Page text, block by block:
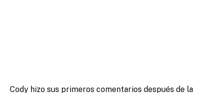
Cody hizo sus primeros comentarios después de la